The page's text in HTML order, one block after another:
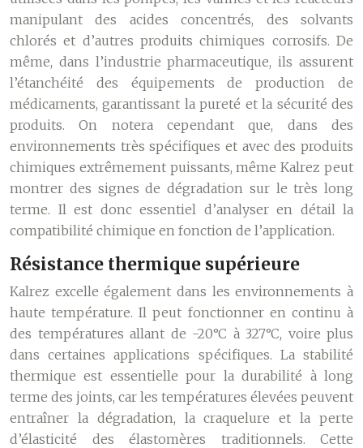
manipulant des acides concentrés, des solvants
chlorés et d’autres produits chimiques corrosifs. De
même, dans l’industrie pharmaceutique, ils assurent
l’étanchéité des équipements de production de
médicaments, garantissant la pureté et la sécurité des
produits. On notera cependant que, dans des
environnements très spécifiques et avec des produits
chimiques extrêmement puissants, même Kalrez peut
montrer des signes de dégradation sur le très long
terme. Il est donc essentiel d’analyser en détail la
compatibilité chimique en fonction de l’application.
Résistance thermique supérieure
Kalrez excelle également dans les environnements à
haute température. Il peut fonctionner en continu à
des températures allant de -20°C à 327°C, voire plus
dans certaines applications spécifiques. La stabilité
thermique est essentielle pour la durabilité à long
terme des joints, car les températures élevées peuvent
entraîner la dégradation, la craquelure et la perte
d’élasticité des élastomères traditionnels. Cette